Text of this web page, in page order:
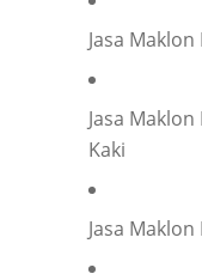
Jasa
Jasa
Kaki
Jasa